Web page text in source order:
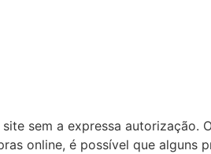
sem a expressa autorização.
online, é possível que alguns